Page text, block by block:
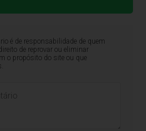
é de responsabilidade de quem
de reprovar ou eliminar
o propósito do site ou que